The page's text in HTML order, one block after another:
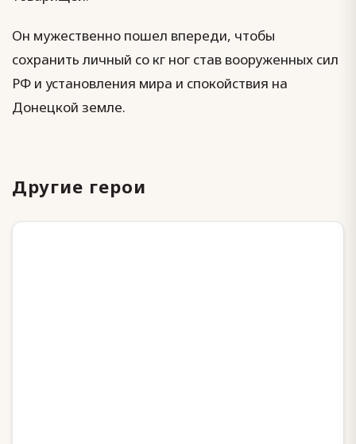
Он мужественно пошел впереди, чтобы
сохранить личный со кг ног став вооруженных сил
РФ и установления мира и спокойствия на
Донецкой земле.
Другие герои